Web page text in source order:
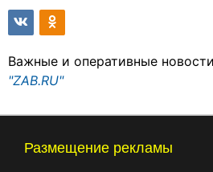
Важные и оперативные
"ZAB.RU"
Размещение рекламы